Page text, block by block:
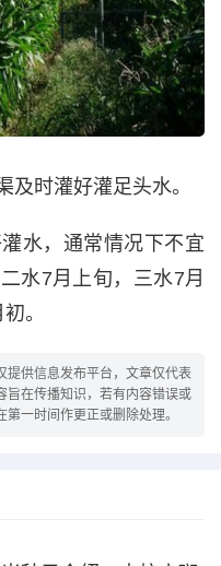
及时灌好灌足头水。
水，通常情况下不宜
水7月上旬，三水7月
。
提供信息发布平台，文章仅代表
旨在传播知识，若有内容错误或
一时间作更正或删除处理。